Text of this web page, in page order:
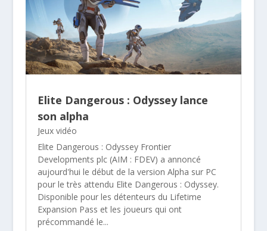
Elite Dangerous : Odyssey lance
son alpha
Jeux vidéo
Elite Dangerous : Odyssey Frontier
Developments plc (AIM : FDEV) a annoncé
aujourd'hui le début de la version Alpha sur PC
pour le très attendu Elite Dangerous : Odyssey.
Disponible pour les détenteurs du Lifetime
Expansion Pass et les joueurs qui ont
précommandé le...